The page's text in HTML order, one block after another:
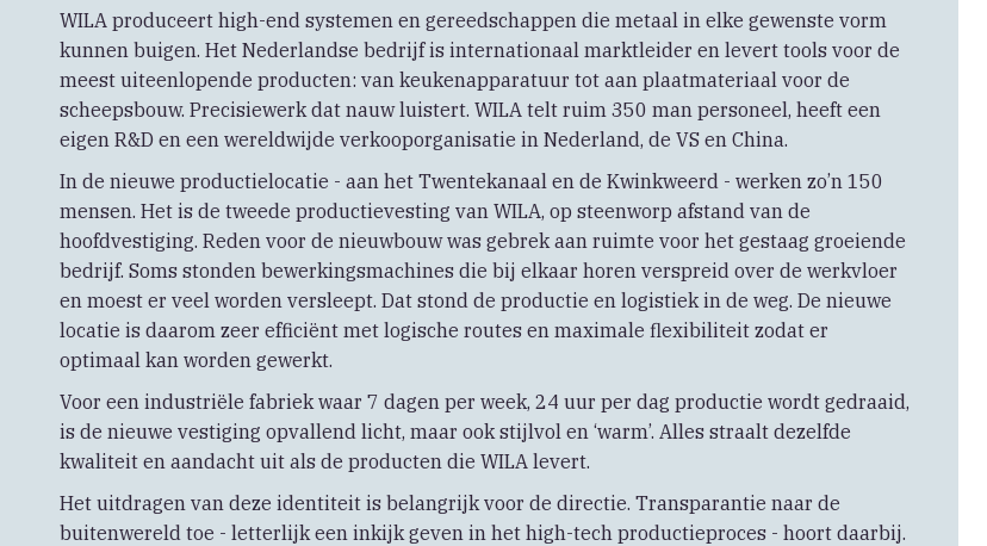
WILA produceert high-end systemen en gereedschappen die metaal in elke gewenste vorm
kunnen buigen. Het Nederlandse bedrijf is internationaal marktleider en levert tools voor de
meest uiteenlopende producten: van keukenapparatuur tot aan plaatmateriaal voor de
scheepsbouw. Precisiewerk dat nauw luistert. WILA telt ruim 350 man personeel, heeft een
eigen R&D en een wereldwijde verkooporganisatie in Nederland, de VS en China.
In de nieuwe productielocatie - aan het Twentekanaal en de Kwinkweerd - werken zo’n 150
mensen. Het is de tweede productievesting van WILA, op steenworp afstand van de
hoofdvestiging. Reden voor de nieuwbouw was gebrek aan ruimte voor het gestaag groeiende
bedrijf. Soms stonden bewerkingsmachines die bij elkaar horen verspreid over de werkvloer
en moest er veel worden versleept. Dat stond de productie en logistiek in de weg. De nieuwe
locatie is daarom zeer efficiënt met logische routes en maximale flexibiliteit zodat er
optimaal kan worden gewerkt.
Voor een industriële fabriek waar 7 dagen per week, 24 uur per dag productie wordt gedraaid,
is de nieuwe vestiging opvallend licht, maar ook stijlvol en ‘warm’. Alles straalt dezelfde
kwaliteit en aandacht uit als de producten die WILA levert.
Het uitdragen van deze identiteit is belangrijk voor de directie. Transparantie naar de
buitenwereld toe - letterlijk een inkijk geven in het high-tech productieproces - hoort daarbij.